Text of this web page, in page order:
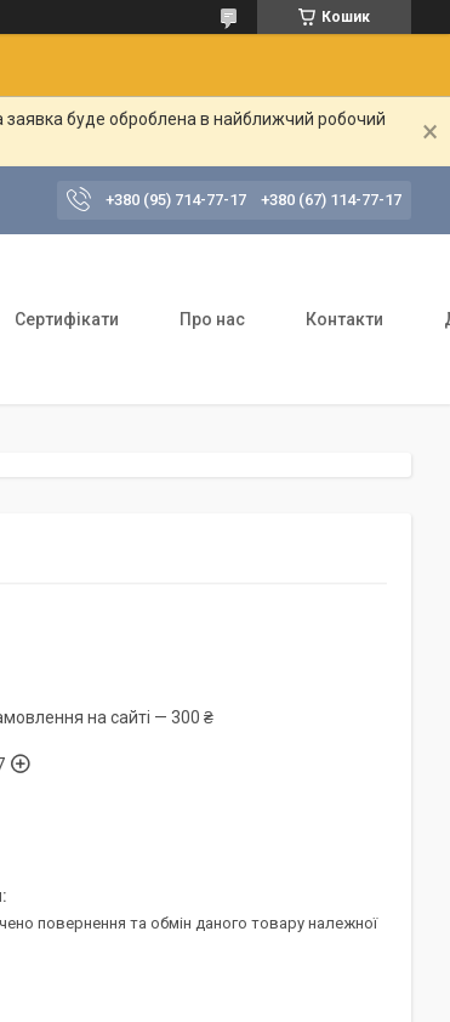
Кошик
заявка буде оброблена в найближчий робочий
+380 (95) 714-77-17 +380 (67) 114-77-17
Сертифікати Про нас Контакти
на сайті — 300 ₴